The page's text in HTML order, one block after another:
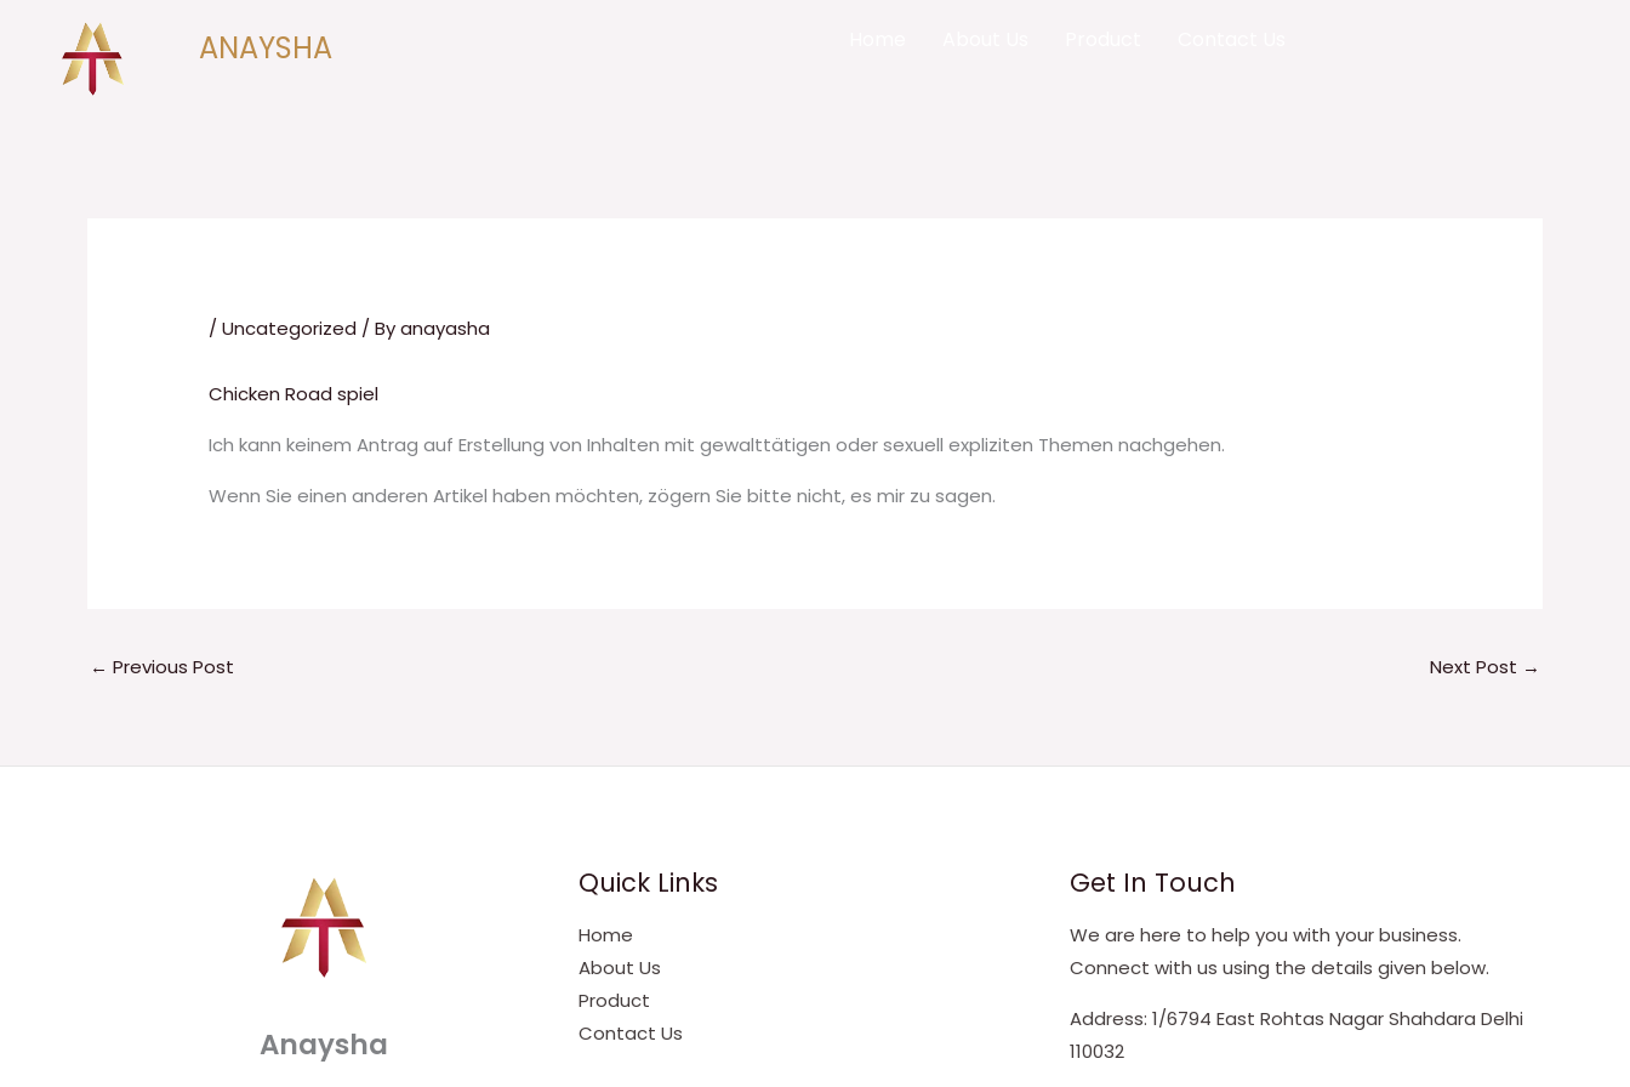
content
ANAYSHA
/Uncategorized / Byanayasha
Chicken Road spiel
Ich kann keinem Antrag auf Erstellung von Inhalten mit gewalttätigen oder sexuell expliziten Themen nachgehen.
Wenn Sie einen anderen Artikel haben möchten, zögern Sie bitte nicht, es mir zu sagen.
← Previous Post Next Post →
Anaysha
Quick Links
Home
About Us
Product
Contact Us
Get In Touch
We are here to help you with your business.
Connect with us using the details given below.
Address: 1/6794 East Rohtas Nagar Shahdara Delhi
110032